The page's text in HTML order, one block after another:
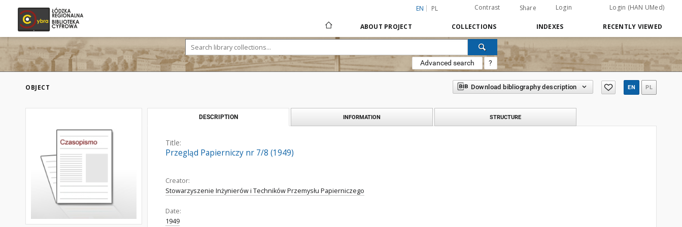
EN PL Contrast Share Login Login (HAN UMed)
ABOUT PROJECT COLLECTIONS INDEXES RECENTLY VIEWED
Advanced search ?
OBJECT Download bibliography description EN PL
DESCRIPTION INFORMATION STRUCTURE
Title:
Przegląd Papierniczy nr 7/8 (1949)
Creator:
Stowarzyszenie Inżynierów i Techników Przemysłu Papierniczego
Date:
1949